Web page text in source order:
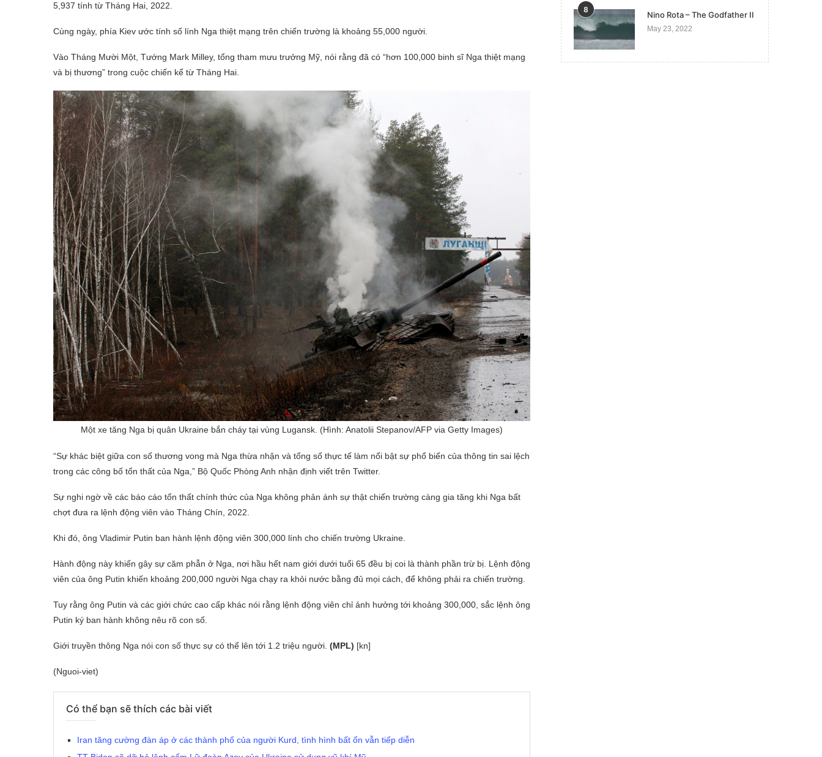
5,937 tính từ Tháng Hai, 2022.
Cùng ngày, phía Kiev ước tính số lính Nga thiệt mạng trên chiến trường là khoảng 55,000 người.
Vào Tháng Mười Một, Tướng Mark Milley, tổng tham mưu trưởng Mỹ, nói rằng đã có “hơn 100,000 binh sĩ Nga thiệt mạng
và bị thương” trong cuộc chiến kể từ Tháng Hai.
Một xe tăng Nga bị quân Ukraine bắn cháy tại vùng Lugansk. (Hình: Anatolii Stepanov/AFP via Getty Images)
“Sự khác biệt giữa con số thương vong mà Nga thừa nhận và tổng số thực tế làm nổi bật sự phổ biến của thông tin sai lệch
trong các công bố tổn thất của Nga,” Bộ Quốc Phòng Anh nhận định viết trên Twitter.
Sự nghi ngờ về các báo cáo tổn thất chính thức của Nga không phản ánh sự thật chiến trường càng gia tăng khi Nga bất
chợt đưa ra lệnh động viên vào Tháng Chín, 2022.
Khi đó, ông Vladimir Putin ban hành lệnh động viên 300,000 lính cho chiến trường Ukraine.
Hành động này khiến gây sự căm phẫn ở Nga, nơi hầu hết nam giới dưới tuổi 65 đều bị coi là thành phần trừ bị. Lệnh động
viên của ông Putin khiến khoảng 200,000 người Nga chạy ra khỏi nước bằng đủ mọi cách, để không phải ra chiến trường.
Tuy rằng ông Putin và các giới chức cao cấp khác nói rằng lệnh động viên chỉ ảnh hưởng tới khoảng 300,000, sắc lệnh ông
Putin ký ban hành không nêu rõ con số.
Giới truyền thông Nga nói con số thực sự có thể lên tới 1.2 triệu người. (MPL) [kn]
(Nguoi-viet)
Có thể bạn sẽ thích các bài viết
Iran tăng cường đàn áp ở các thành phố của người Kurd, tình hình bất ổn vẫn tiếp diễn
8
Nino Rota – The Godfather II
May 23, 2022